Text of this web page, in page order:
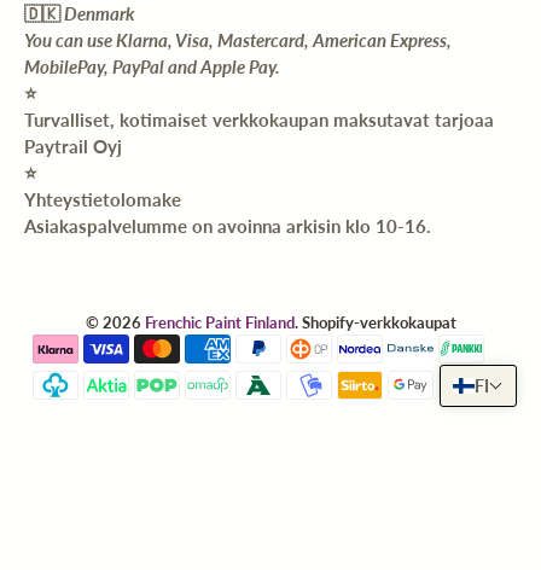
🇩🇰Denmark
You can use Klarna, Visa, Mastercard, American Express,
MobilePay, PayPal and Apple Pay.
⭐️
Turvalliset, kotimaiset verkkokaupan maksutavat tarjoaa
Paytrail Oyj
⭐️
Yhteystietolomake
Asiakaspalvelumme on avoinna arkisin klo 10-16.
© 2026 Frenchic Paint Finland. Shopify-verkkokaupat
FI